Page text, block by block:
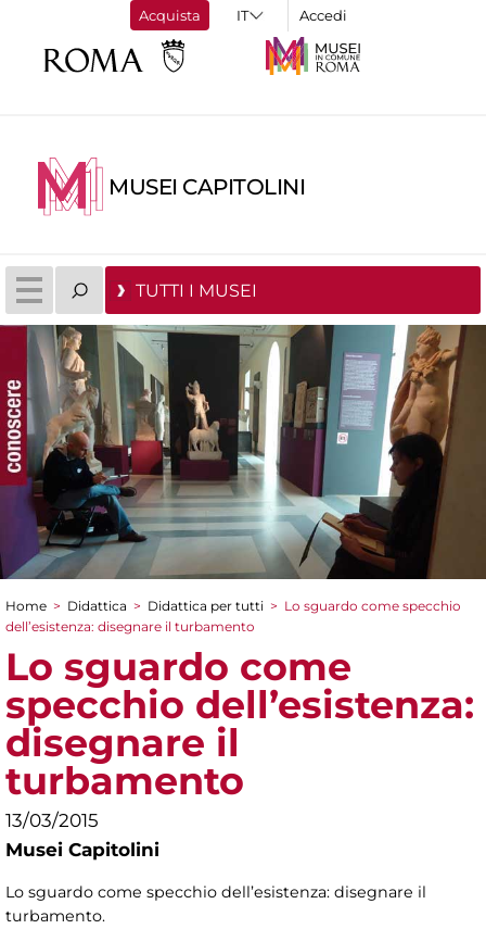
Acquista Accedi
MUSEI CAPITOLINI
TUTTI I MUSEI
Tu sei qui
Home > Didattica > Didattica per tutti > Lo sguardo come specchio
dell’esistenza: disegnare il turbamento
Lo sguardo come
specchio dell’esistenza:
disegnare il
turbamento
13/03/2015
Musei Capitolini
Lo sguardo come specchio dell’esistenza: disegnare il
turbamento.